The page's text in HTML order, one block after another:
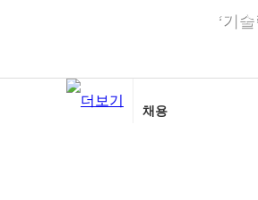
‘기
채용